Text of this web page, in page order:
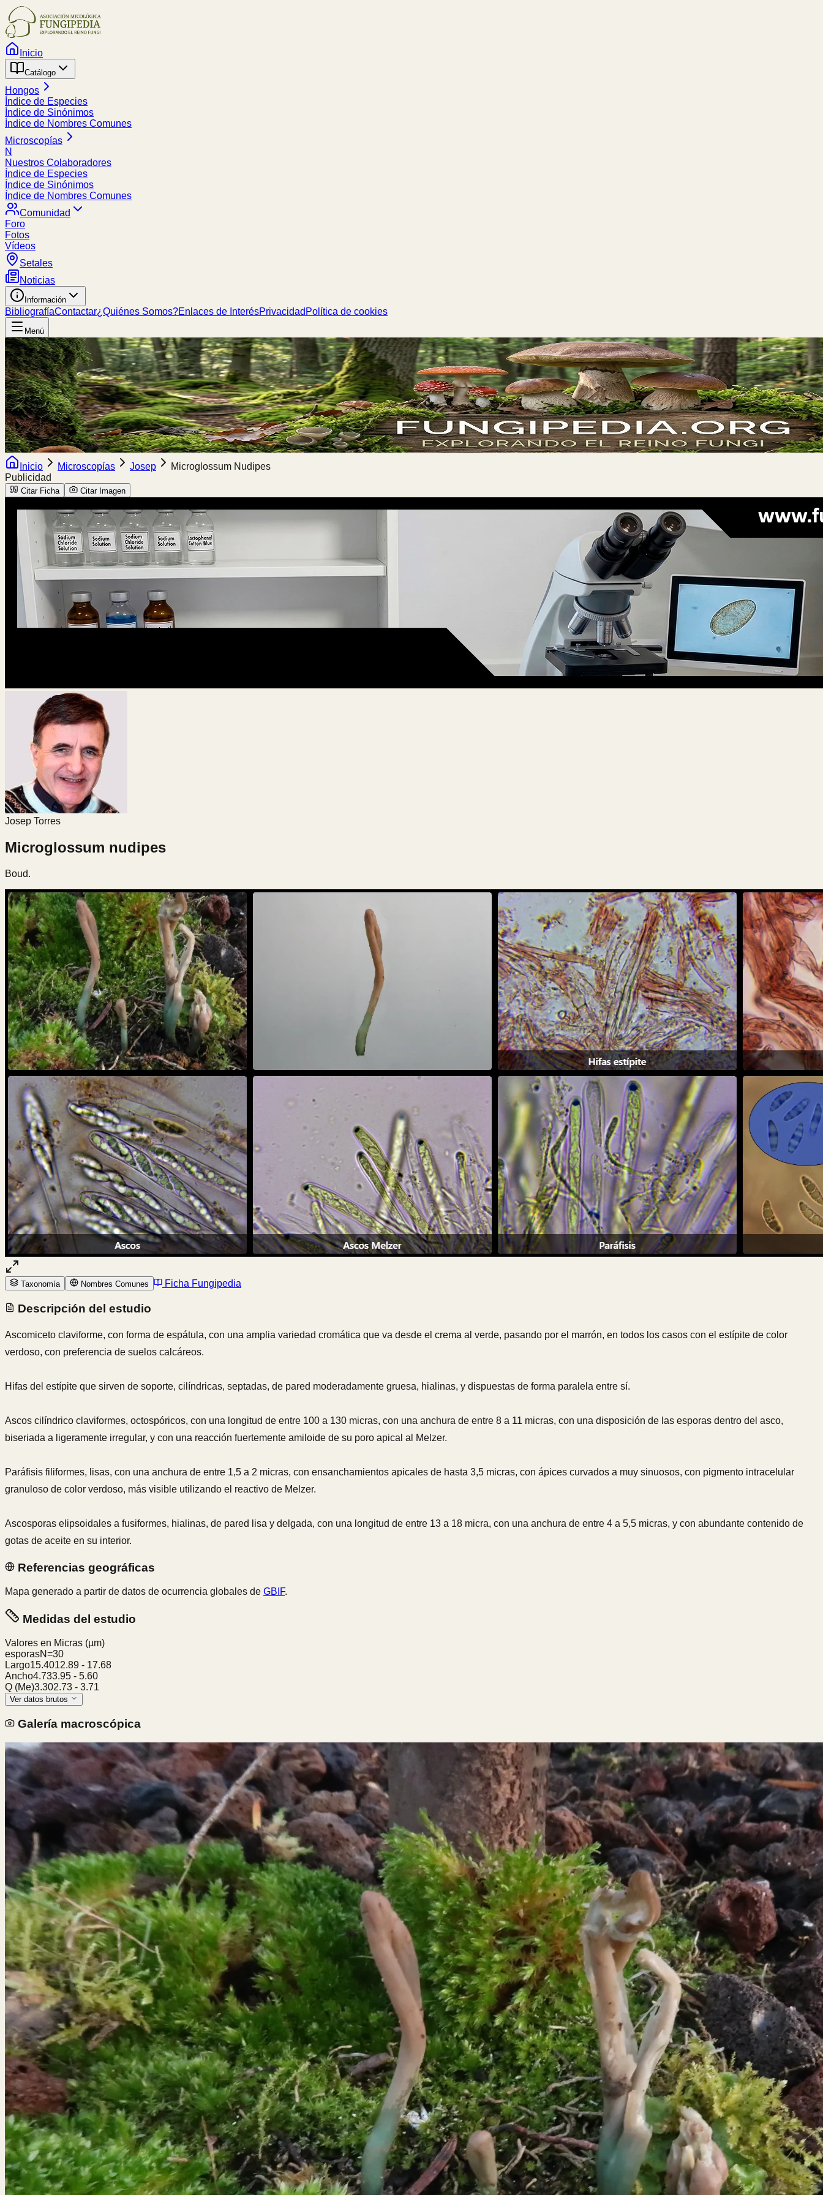
Inicio
Catálogo
Hongos
Índice de Especies
Índice de Sinónimos
Índice de Nombres Comunes
Microscopías
N
Nuestros Colaboradores
Índice de Especies
Índice de Sinónimos
Índice de Nombres Comunes
Comunidad
Foro
Fotos
Vídeos
Setales
Noticias
Información
BibliografíaContactar¿Quiénes Somos?Enlaces de InterésPrivacidad Política de cookies
Menú
Inicio Microscopías Josep
Microglossum Nudipes
Publicidad
Citar Ficha Citar Imagen
Josep Torres
Microglossum nudipes
Boud.
Taxonomía Nombres Comunes Ficha Fungipedia
Descripción del estudio
Ascomiceto claviforme, con forma de espátula, con una amplia variedad cromática que va desde el crema al verde, pasando por el marrón, en todos los casos con el estípite de color
verdoso, con preferencia de suelos calcáreos.
Hifas del estípite que sirven de soporte, cilíndricas, septadas, de pared moderadamente gruesa, hialinas, y dispuestas de forma paralela entre sí.
Ascos cilíndrico claviformes, octospóricos, con una longitud de entre 100 a 130 micras, con una anchura de entre 8 a 11 micras, con una disposición de las esporas dentro del asco,
biseriada a ligeramente irregular, y con una reacción fuertemente amiloide de su poro apical al Melzer.
Paráfisis filiformes, lisas, con una anchura de entre 1,5 a 2 micras, con ensanchamientos apicales de hasta 3,5 micras, con ápices curvados a muy sinuosos, con pigmento intracelular
granuloso de color verdoso, más visible utilizando el reactivo de Melzer.
Ascosporas elipsoidales a fusiformes, hialinas, de pared lisa y delgada, con una longitud de entre 13 a 18 micra, con una anchura de entre 4 a 5,5 micras, y con abundante contenido de
gotas de aceite en su interior.
Referencias geográficas
Mapa generado a partir de datos de ocurrencia globales de GBIF.
Medidas del estudio
Valores en Micras (µm)
esporasN=30
Largo15.4012.89 - 17.68
Ancho4.733.95 - 5.60
Q (Me)3.302.73 - 3.71
Ver datos brutos
Galería macroscópica